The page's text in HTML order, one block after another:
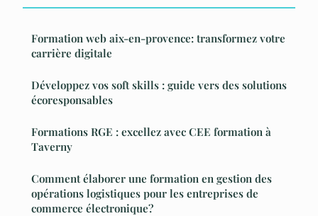
Formation web aix-en-provence: transformez votre
carrière digitale
Développez vos soft skills : guide vers des solutions
écoresponsables
Formations RGE : excellez avec CEE formation à
Taverny
Comment élaborer une formation en gestion des
opérations logistiques pour les entreprises de
commerce électronique?